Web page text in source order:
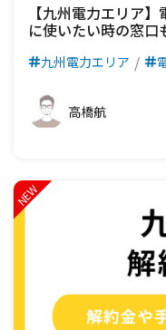
【九州電力エリア
に使いたい時の窓口
九州電力エリア
高橋航